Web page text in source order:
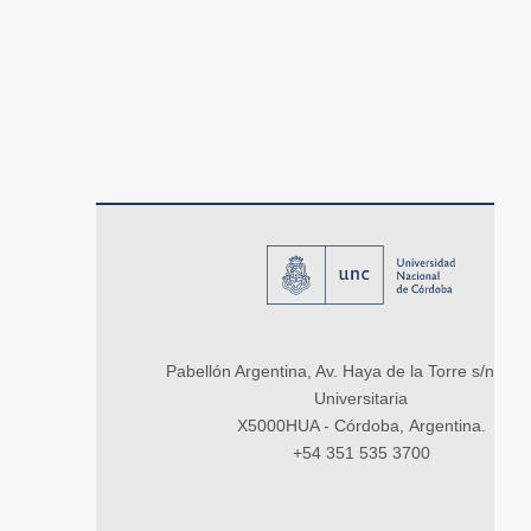
Pabellón Argentina, Av. Haya de la Torre s/n,
Universitaria
X5000HUA - Córdoba, Argentina.
+54 351 535 3700